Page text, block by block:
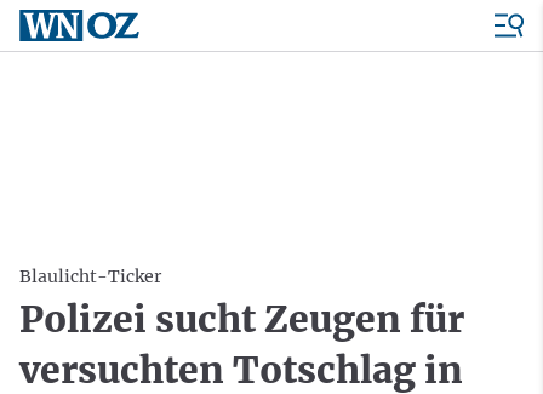
Blaulicht-Ticker
Polizei sucht Zeugen für
versuchten Totschlag in